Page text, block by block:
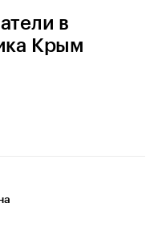
в
Крым